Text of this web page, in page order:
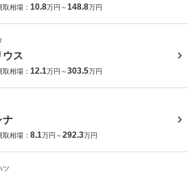
取相場： 10.8万円～148.8万円
ウス
取相場： 12.1万円～303.5万円
ナ
取相場： 8.1万円～292.3万円
ツ